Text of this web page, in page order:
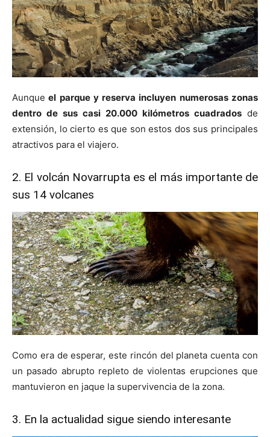
Aunque el parque y reserva incluyen numerosas zonas
dentro de sus casi 20.000 kilómetros cuadrados de
extensión, lo cierto es que son estos dos sus principales
atractivos para el viajero.
2. El volcán Novarrupta es el más importante de
sus 14 volcanes
Como era de esperar, este rincón del planeta cuenta con
un pasado abrupto repleto de violentas erupciones que
mantuvieron en jaque la supervivencia de la zona.
3. En la actualidad sigue siendo interesante